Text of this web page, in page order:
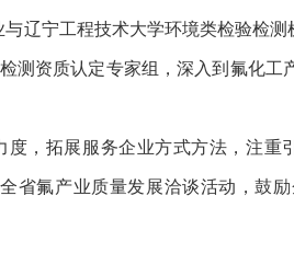
辽宁工程技术大学环境类检验检
测资质认定专家组，深入到氟化
拓展服务企业方式方法，注重
省氟产业质量发展洽谈活动，鼓